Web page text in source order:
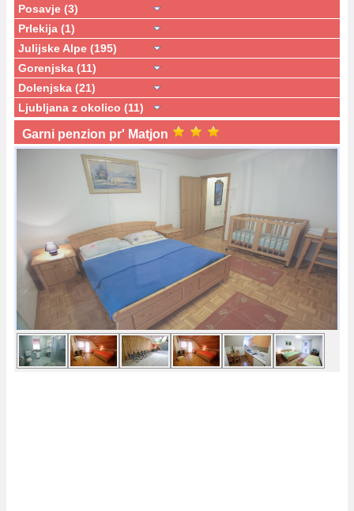
Posavje (3)
Prlekija (1)
Julijske Alpe (195)
Gorenjska (11)
Dolenjska (21)
Ljubljana z okolico (11)
Garni penzion pr' Matjon